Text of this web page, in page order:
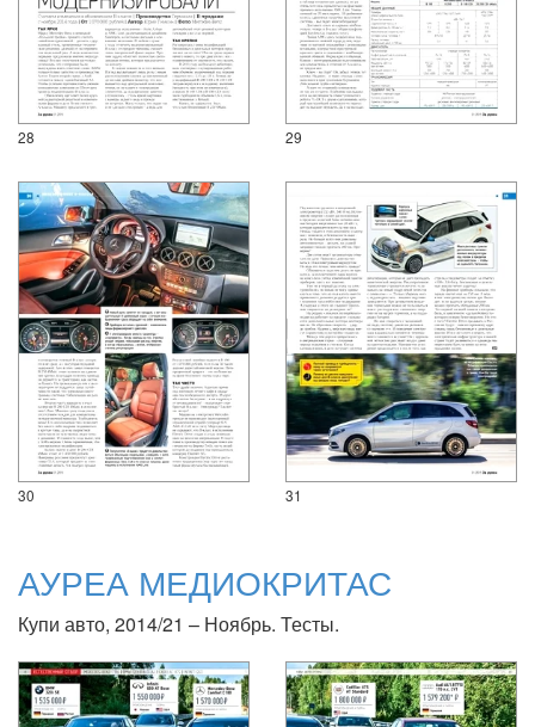
28 29
30 31
АУРЕА МЕДИОКРИТАС
Купи авто, 2014/21 – Ноябрь. Тесты.